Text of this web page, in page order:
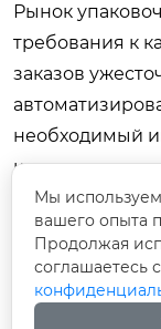
Рынок
требования к
заказов
необходимый
условиях
возможность
оборудования,
которые
Мы
вашего опыта
Продолжая
соглашаетесь